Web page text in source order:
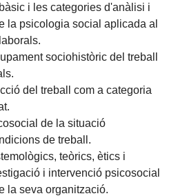
i les categories d'anàlisi i
la psicologia social aplicada al
sociohistòric del treball
del treball com a categoria
de la situació
de treball.
teòrics, ètics i
i intervenció psicosocial
la seva organització.